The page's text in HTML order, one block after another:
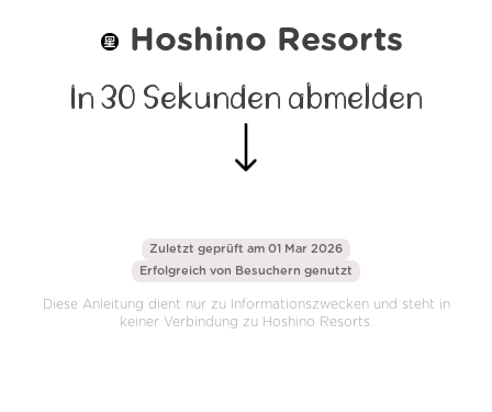
Hoshino Resorts
In 30 Sekunden abmelden
Zuletzt geprüft am 01 Mar 2026
Erfolgreich von Besuchern genutzt
Diese Anleitung dient nur zu Informationszwecken und steht in
keiner Verbindung zu Hoshino Resorts.